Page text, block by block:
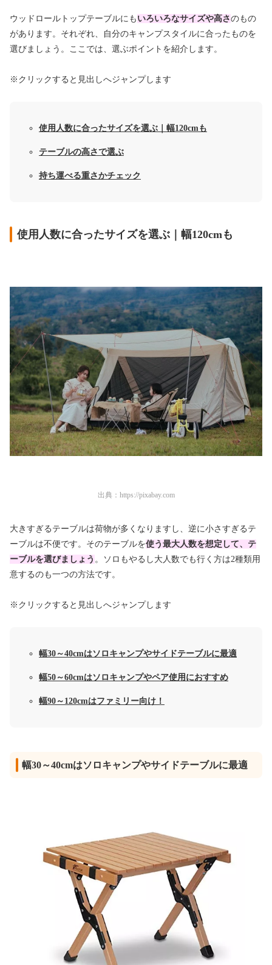
ウッドロールトップテーブルにも いろいろなサイズや高さのもの
があります。それぞれ、自分のキャンプスタイルに合ったものを
選びましょう。ここでは、選ぶポイントを紹介します。
※クリックすると見出しへジャンプします
使用人数に合ったサイズを選ぶ｜幅120cmも
テーブルの高さで選ぶ
持ち運べる重さかチェック
使用人数に合ったサイズを選ぶ｜幅120cmも
出典： https://pixabay.com
大きすぎるテーブルは荷物が多くなりますし、逆に小さすぎるテ
ーブルは不便です。そのテーブルを使う最大人数を想定して、テ
ーブルを選びましょう 。ソロもやるし大人数でも行く方は2種類用
意するのも一つの方法です。
※クリックすると見出しへジャンプします
幅30～40cmはソロキャンプやサイドテーブルに最適
幅50～60cmはソロキャンプやペア使用におすすめ
幅90～120cmはファミリー向け！
幅30～40cmはソロキャンプやサイドテーブルに最適